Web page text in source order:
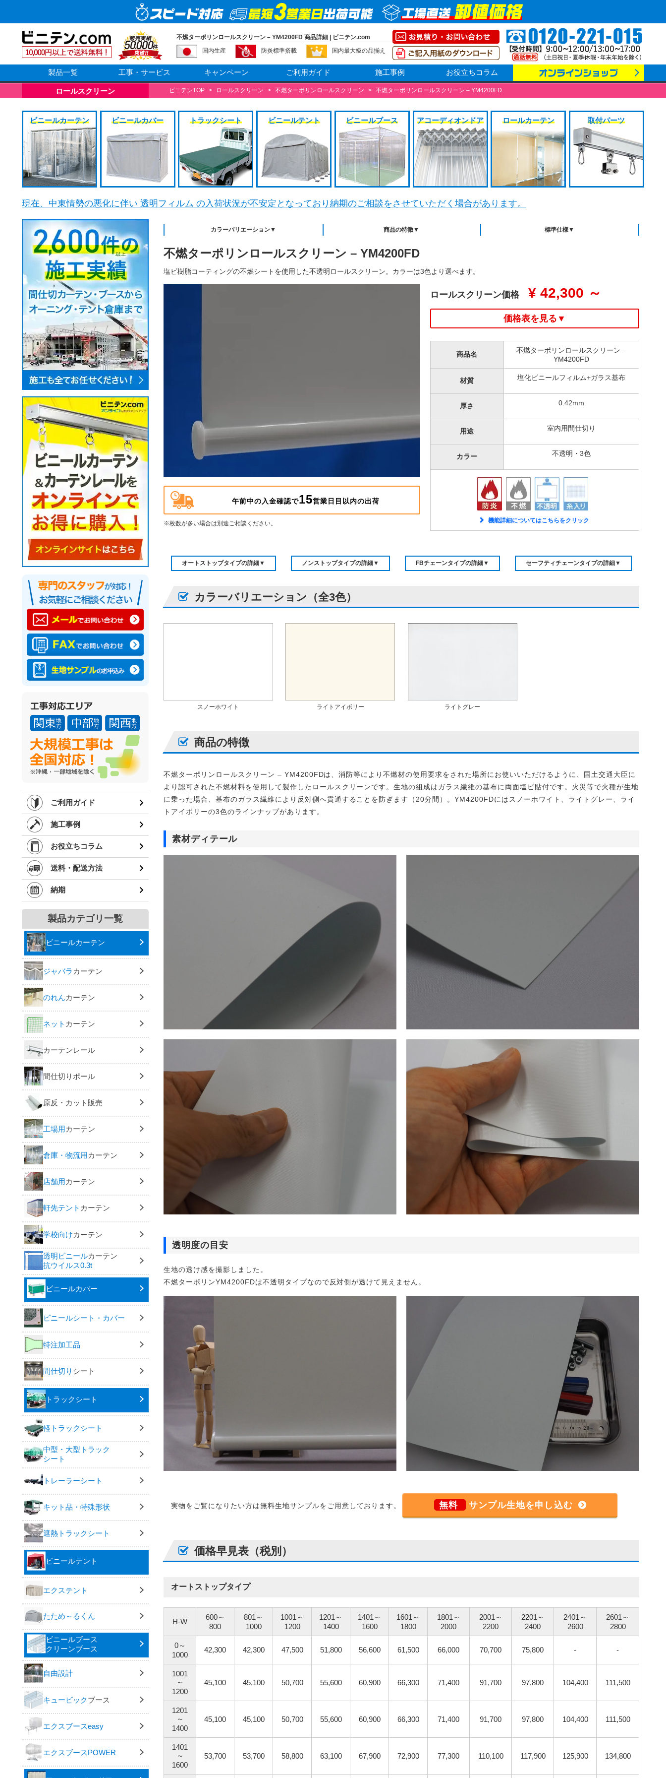
不燃ターポリンロールスクリーン – YM4200FD 商品詳細 | ビニテン.com
国内生産
防炎標準搭載 国内最大級の品揃え
製品一覧 工事・サービス キャンペーン ご利用ガイド 施工事例 お役立ちコラム
ロールスクリーン ビニテンTOP > ロールスクリーン > 不燃ターポリンロールスクリーン > 不燃ターポリンロールスクリーン – YM4200FD
ビニールカーテン ビニールカバー トラックシート ビニールテント ビニールブース アコーディオンドア ロールカーテン 取付パーツ
現在、中東情勢の悪化に伴い 透明フィルム の入荷状況が不安定となっており納期のご相談をさせていただく場合があります。
ご利用ガイド
施工事例
お役立ちコラム
送料・配送方法
納期
製品カテゴリ一覧
ビニールカーテン
ジャバラ カーテン
のれんカーテン
ネット カーテン
カーテンレール
間仕切りポール
原反・カット販売
工場用カーテン
倉庫・物流用カーテン
店舗用カーテン
軒先テント カーテン
学校向けカーテン
透明ビニールカーテン
抗ウイルス0.3t
ビニールカバー
ビニールシート・カバー
特注加工品
間仕切り シート
トラックシート
軽トラックシート
中型・大型トラック
シート
トレーラーシート
キット品・特殊形状
遮熱トラックシート
ビニールテント
エクステント
たため～るくん
ビニールブース
クリーンブース
自由設計
キュービックブース
エクスブースeasy
エクスブースPOWER
カラーバリエーション▼ 商品の特徴▼ 標準仕様▼
不燃ターポリンロールスクリーン – YM4200FD
塩ビ樹脂コーティングの不燃シートを使用した不透明ロールスクリーン。カラーは3色より選べます。
午前中の入金確認で15営業日目以内の出荷
※枚数が多い場合は別途ご相談ください。
ロールスクリーン価格 ¥ 42,300 ～
価格表を見る▼
商品名
不燃ターポリンロールスクリーン –
YM4200FD
材質 塩化ビニールフィルム+ガラス基布
厚さ 0.42mm
用途 室内用間仕切り
カラー 不透明・3色
機能詳細についてはこちらをクリック
オートストップタイプの詳細▼ ノンストップタイプの詳細▼ FBチェーンタイプの詳細▼ セーフティチェーンタイプの詳細▼
カラーバリエーション（全3色）
スノーホワイト ライトアイボリー ライトグレー
商品の特徴
不燃ターポリンロールスクリーン – YM4200FDは、消防等により不燃材の使用要求をされた場所にお使いいただけるように、国土交通大臣に
より認可された不燃材料を使用して製作したロールスクリーンです。生地の組成はガラス繊維の基布に両面塩ビ貼付です。火災等で火種が生地
に乗った場合、基布のガラス繊維により反対側へ貫通することを防ぎます（20分間）。YM4200FDにはスノーホワイト、ライトグレー、ライ
トアイボリーの3色のラインナップがあります。
素材ディテール
透明度の目安
生地の透け感を撮影しました。
不燃ターポリンYM4200FDは不透明タイプなので反対側が透けて見えません。
実物をご覧になりたい方は無料生地サンプルをご用意しております。 無料 サンプル生地を申し込む
価格早見表（税別）
オートストップタイプ
H-W
600～
800
801～
1000
1001～
1200
1201～
1400
1401～
1600
1601～
1800
1801～
2000
2001～
2200
2201～
2400
2401～
2600
2601～
2800
0～
1000
42,300 42,300 47,500 51,800 56,600 61,500 66,000 70,700 75,800 - -
1001
～
1200
45,100 45,100 50,700 55,600 60,900 66,300 71,400 91,700 97,800 104,400 111,500
1201
～
1400
45,100 45,100 50,700 55,600 60,900 66,300 71,400 91,700 97,800 104,400 111,500
1401
～
1600
53,700 53,700 58,800 63,100 67,900 72,900 77,300 110,100 117,900 125,900 134,800